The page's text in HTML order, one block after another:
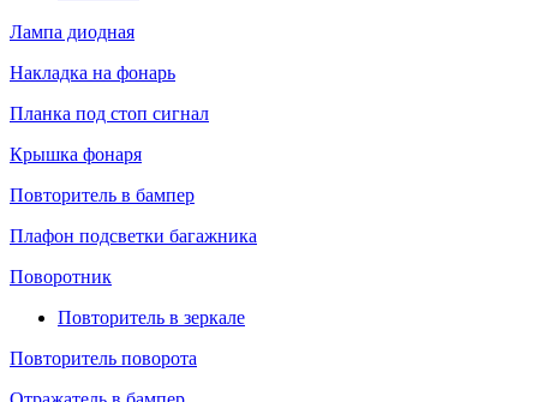
Лампа диодная
Накладка на фонарь
Планка под стоп сигнал
Крышка фонаря
Повторитель в бампер
Плафон подсветки багажника
Поворотник
Повторитель в зеркале
Повторитель поворота